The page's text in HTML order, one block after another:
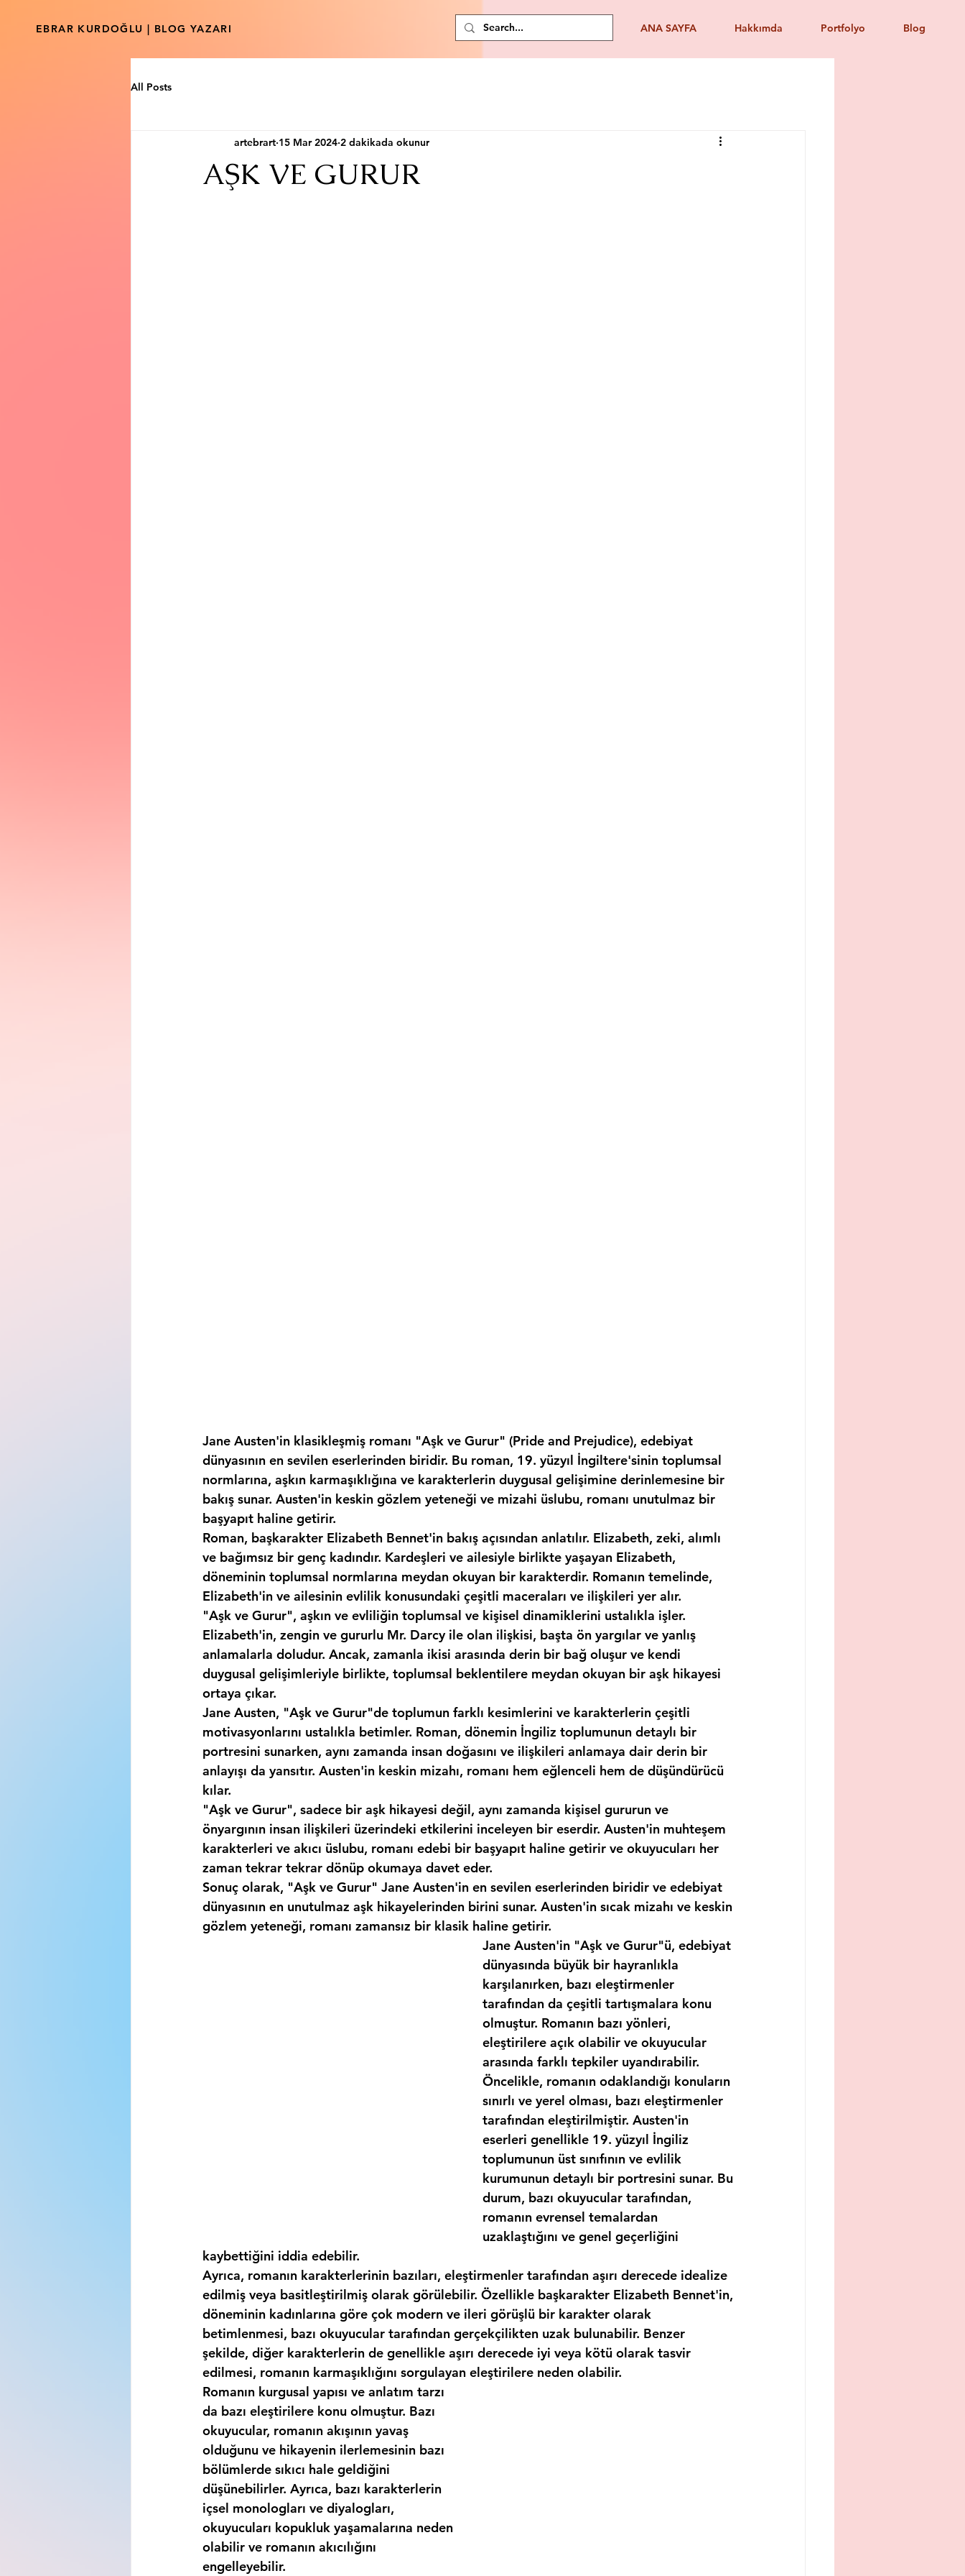
EBRAR KURDOĞLU | BLOG YAZARI ANA SAYFA Hakkımda Portfolyo Blog
All Posts
AŞK VE GURUR
artebrart 15 Mar 2024 2 dakikada okunur
Jane Austen'in klasikleşmiş romanı "Aşk ve Gurur" (Pride and Prejudice), edebiyat
dünyasının en sevilen eserlerinden biridir. Bu roman, 19. yüzyıl İngiltere'sinin toplumsal
normlarına, aşkın karmaşıklığına ve karakterlerin duygusal gelişimine derinlemesine bir
bakış sunar. Austen'in keskin gözlem yeteneği ve mizahi üslubu, romanı unutulmaz bir
başyapıt haline getirir.
Roman, başkarakter Elizabeth Bennet'in bakış açısından anlatılır. Elizabeth, zeki, alımlı
ve bağımsız bir genç kadındır. Kardeşleri ve ailesiyle birlikte yaşayan Elizabeth,
döneminin toplumsal normlarına meydan okuyan bir karakterdir. Romanın temelinde,
Elizabeth'in ve ailesinin evlilik konusundaki çeşitli maceraları ve ilişkileri yer alır.
"Aşk ve Gurur", aşkın ve evliliğin toplumsal ve kişisel dinamiklerini ustalıkla işler.
Elizabeth'in, zengin ve gururlu Mr. Darcy ile olan ilişkisi, başta ön yargılar ve yanlış
anlamalarla doludur. Ancak, zamanla ikisi arasında derin bir bağ oluşur ve kendi
duygusal gelişimleriyle birlikte, toplumsal beklentilere meydan okuyan bir aşk hikayesi
ortaya çıkar.
Jane Austen, "Aşk ve Gurur"de toplumun farklı kesimlerini ve karakterlerin çeşitli
motivasyonlarını ustalıkla betimler. Roman, dönemin İngiliz toplumunun detaylı bir
portresini sunarken, aynı zamanda insan doğasını ve ilişkileri anlamaya dair derin bir
anlayışı da yansıtır. Austen'in keskin mizahı, romanı hem eğlenceli hem de düşündürücü
kılar.
"Aşk ve Gurur", sadece bir aşk hikayesi değil, aynı zamanda kişisel gururun ve
önyargının insan ilişkileri üzerindeki etkilerini inceleyen bir eserdir. Austen'in muhteşem
karakterleri ve akıcı üslubu, romanı edebi bir başyapıt haline getirir ve okuyucuları her
zaman tekrar tekrar dönüp okumaya davet eder.
Sonuç olarak, "Aşk ve Gurur" Jane Austen'in en sevilen eserlerinden biridir ve edebiyat
dünyasının en unutulmaz aşk hikayelerinden birini sunar. Austen'in sıcak mizahı ve keskin
gözlem yeteneği, romanı zamansız bir klasik haline getirir.
Jane Austen'in "Aşk ve Gurur"ü, edebiyat
dünyasında büyük bir hayranlıkla
karşılanırken, bazı eleştirmenler
tarafından da çeşitli tartışmalara konu
olmuştur. Romanın bazı yönleri,
eleştirilere açık olabilir ve okuyucular
arasında farklı tepkiler uyandırabilir.
Öncelikle, romanın odaklandığı konuların
sınırlı ve yerel olması, bazı eleştirmenler
tarafından eleştirilmiştir. Austen'in
eserleri genellikle 19. yüzyıl İngiliz
toplumunun üst sınıfının ve evlilik
kurumunun detaylı bir portresini sunar. Bu
durum, bazı okuyucular tarafından,
romanın evrensel temalardan
uzaklaştığını ve genel geçerliğini
kaybettiğini iddia edebilir.
Ayrıca, romanın karakterlerinin bazıları, eleştirmenler tarafından aşırı derecede idealize
edilmiş veya basitleştirilmiş olarak görülebilir. Özellikle başkarakter Elizabeth Bennet'in,
döneminin kadınlarına göre çok modern ve ileri görüşlü bir karakter olarak
betimlenmesi, bazı okuyucular tarafından gerçekçilikten uzak bulunabilir. Benzer
şekilde, diğer karakterlerin de genellikle aşırı derecede iyi veya kötü olarak tasvir
edilmesi, romanın karmaşıklığını sorgulayan eleştirilere neden olabilir.
Romanın kurgusal yapısı ve anlatım tarzı
da bazı eleştirilere konu olmuştur. Bazı
okuyucular, romanın akışının yavaş
olduğunu ve hikayenin ilerlemesinin bazı
bölümlerde sıkıcı hale geldiğini
düşünebilirler. Ayrıca, bazı karakterlerin
içsel monologları ve diyalogları,
okuyucuları kopukluk yaşamalarına neden
olabilir ve romanın akıcılığını
engelleyebilir.